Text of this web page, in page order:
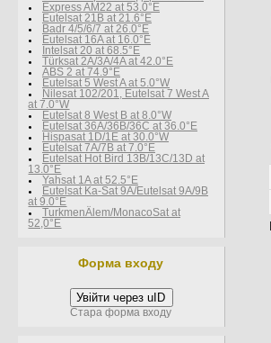
Express AM22 at 53.0°E
Eutelsat 21B at 21.6°E
Badr 4/5/6/7 at 26.0°E
Eutelsat 16A at 16.0°E
Intelsat 20 at 68.5°E
Türksat 2A/3A/4A at 42.0°E
ABS 2 at 74.9°E
Eutelsat 5 West A at 5.0°W
Nilesat 102/201, Eutelsat 7 West A
at 7.0°W
Eutelsat 8 West В at 8.0°W
Eutelsat 36A/36B/36C at 36.0°E
Hispasat 1D/1E at 30.0°W
Eutelsat 7A/7B at 7.0°E
Eutelsat Hot Bird 13B/13C/13D at
13.0°E
Yahsat 1A at 52.5°E
Eutelsat Ka-Sat 9A/Eutelsat 9A/9B
at 9.0°E
TurkmenÄlem/MonacoSat at
52,0°E
Форма входу
Увійти через uID
Стара форма входу